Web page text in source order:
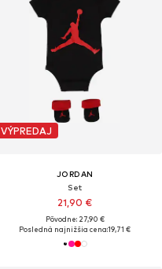
VÝPREDAJ
JORDAN
Set
21,90 €
Pôvodne: 27,90 €
Posledná najnižšia cena:19,71 €